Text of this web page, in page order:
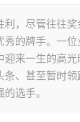
，尽管往往奖
秀的牌手。一
迎来一生的高
条、甚至暂时
选手。